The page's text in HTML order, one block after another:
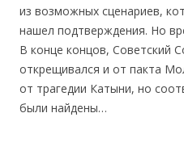
из возможных сценариев,
нашел подтверждения. Но
В конце концов, Советский
открещивался и от пакта
от трагедии Катыни, но
были найдены…